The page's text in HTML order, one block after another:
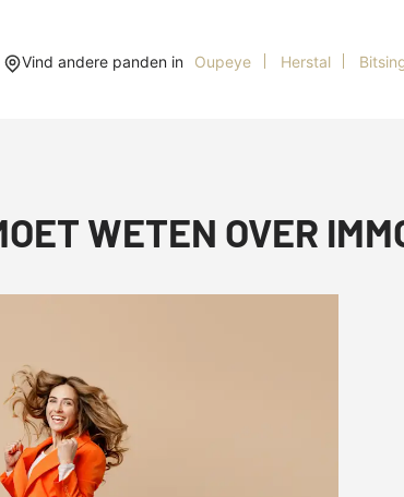
Vind andere panden in Oupeye Herstal
WETEN OVER